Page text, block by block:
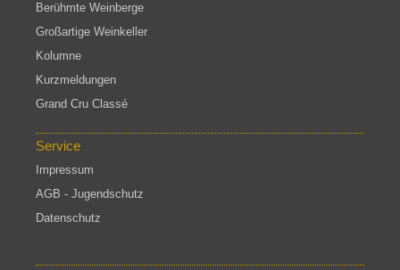
Berühmte Weinberge
Großartige Weinkeller
Kolumne
Kurzmeldungen
Grand Cru Classé
Service
Impressum
AGB - Jugendschutz
Datenschutz